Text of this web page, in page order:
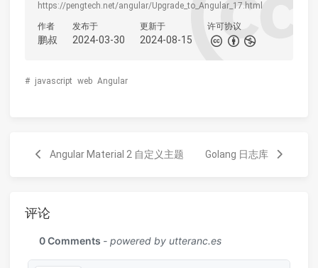
https://pengtech.net/angular/Upgrade_to_Angular_17.html
作者
鹏叔
发布于
2024-03-30
更新于
2024-08-15
许可协议
# javascript web Angular
Angular Material 2 自定义主题 Golang 日志库
评论